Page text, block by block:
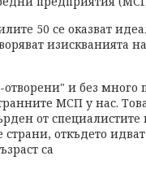
50 се оказват
изискванията
отворени" и без
МСП у нас.
от
страни, откъдето
са